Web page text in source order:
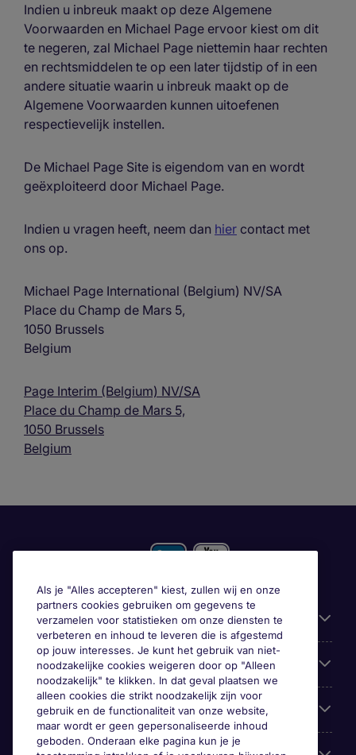
Indien u inbreuk maakt op deze Algemene
Voorwaarden en Michael Page ervoor kiest om dit
te negeren, zal Michael Page niettemin haar rechten
en rechtsmiddelen te op een later tijdstip of in een
andere situatie waarin u inbreuk maakt op de
Algemene Voorwaarden kunnen uitoefenen
respectievelijk instellen.
De Michael Page Site is eigendom van en wordt
geëxploiteerd door Michael Page.
Indien u vragen heeft, neem dan hier contact met
ons op.
Michael Page International (Belgium) NV/SA
Place du Champ de Mars 5,
1050 Brussels
Belgium
Page Interim (Belgium) NV/SA
Place du Champ de Mars 5,
1050 Brussels
Belgium
Gebruiksvriendelijke informatie
Prix
Zoek vacatures in
Als je "Alles accepteren" kiest, zullen wij en onze
partners cookies gebruiken om gegevens te
verzamelen voor statistieken om onze diensten te
verbeteren en inhoud te leveren die is afgestemd
op jouw interesses. Je kunt het gebruik van niet-
noodzakelijke cookies weigeren door op "Alleen
noodzakelijk" te klikken. In dat geval plaatsen we
alleen cookies die strikt noodzakelijk zijn voor
gebruik en de functionaliteit van onze website,
maar wordt er geen gepersonaliseerde inhoud
geboden. Onderaan elke pagina kun je je